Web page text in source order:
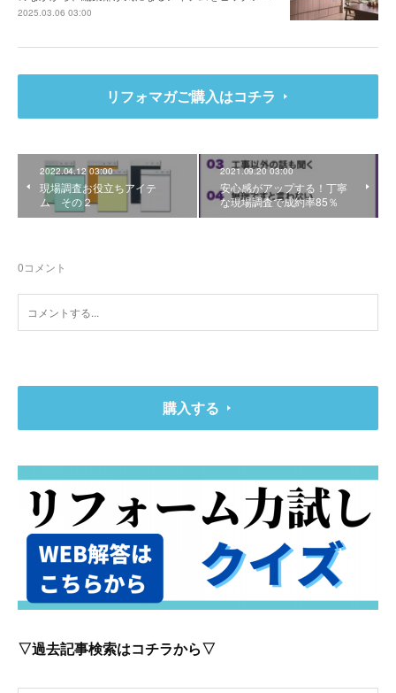
2025.03.06 03:00
リフォマガご購入はコチラ
2022.04.12 03:00
現場調査お役立ちアイテ
ム その２
2021.09.20 03:00
安心感がアップする！丁寧
な現場調査で成約率85％
0コメント
購入する
▽過去記事検索はコチラから▽